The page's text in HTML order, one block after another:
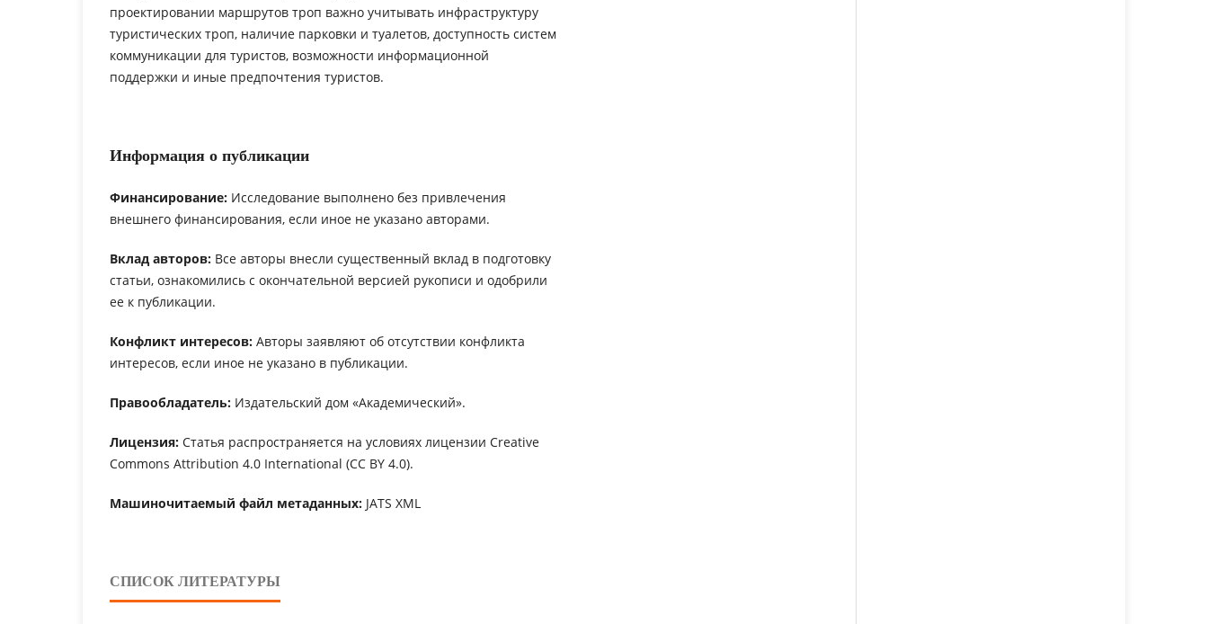
проектировании маршрутов троп важно учитывать инфраструктуру
туристических троп, наличие парковки и туалетов, доступность систем
коммуникации для туристов, возможности информационной
поддержки и иные предпочтения туристов.
Информация о публикации
Финансирование: Исследование выполнено без привлечения
внешнего финансирования, если иное не указано авторами.
Вклад авторов: Все авторы внесли существенный вклад в подготовку
статьи, ознакомились с окончательной версией рукописи и одобрили
ее к публикации.
Конфликт интересов: Авторы заявляют об отсутствии конфликта
интересов, если иное не указано в публикации.
Правообладатель: Издательский дом «Академический».
Лицензия: Статья распространяется на условиях лицензии Creative
Commons Attribution 4.0 International (CC BY 4.0).
Машиночитаемый файл метаданных: JATS XML
СПИСОК ЛИТЕРАТУРЫ